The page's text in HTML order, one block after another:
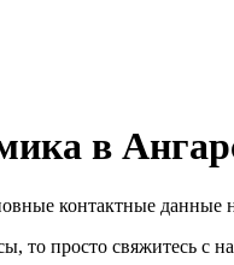
в
контактные данные
то просто свяжитесь с